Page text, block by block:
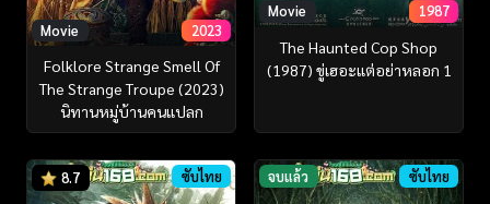
Movie 2023
Folklore Strange Smell Of
The Strange Troupe (2023)
นิทานหมู่บ้านคนแปลก
Movie 1987
The Haunted Cop Shop
(1987) ขู่เฮอะแต่อย่าหลอก 1
8.7 ซับไทย จบแล้ว ซับไทย